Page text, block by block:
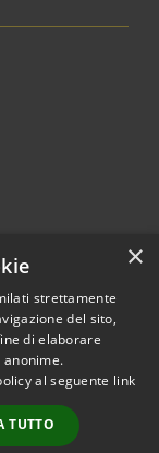
2026 • Comune di
• Powered by
•Accesso
redazione
×
strettamente
del sito,
di elaborare
al seguente link
TUTTO